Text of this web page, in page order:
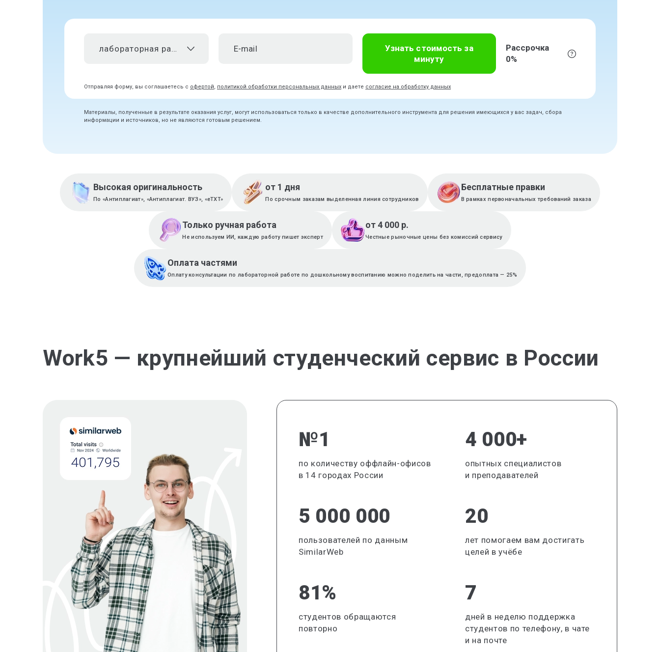
лабораторная работа
Узнать стоимость за
минуту
Рассрочка
0%
Отправляя форму, вы соглашаетесь с офертой, политикой обработки персональных данных и даете согласие на обработку данных
Материалы, полученные в результате оказания услуг, могут использоваться только в качестве дополнительного инструмента для решения имеющихся у вас задач, сбора
информации и источников, но не являются готовым решением.
Высокая оригинальность
По «Антиплагиат», «Антиплагиат. ВУЗ», «eTXT»
от 1 дня
По срочным заказам выделенная линия сотрудников
Бесплатные правки
В рамках первоначальных требований заказа
Только ручная работа
Не используем ИИ, каждую работу пишет эксперт
от 4 000 р.
Честные рыночные цены без комиссий сервису
Оплата частями
Оплату консультации по лабораторной работе по дошкольному воспитанию можно поделить на части, предоплата — 25%
Work5 — крупнейший студенческий сервис в России
№1
по количеству оффлайн-офисов
в 14 городах России
4 000+
опытных специалистов
и преподавателей
5 000 000
пользователей по данным
SimilarWeb
20
лет помогаем вам достигать
целей в учёбе
81%
студентов обращаются
повторно
7
дней в неделю поддержка
студентов по телефону, в чате
и на почте